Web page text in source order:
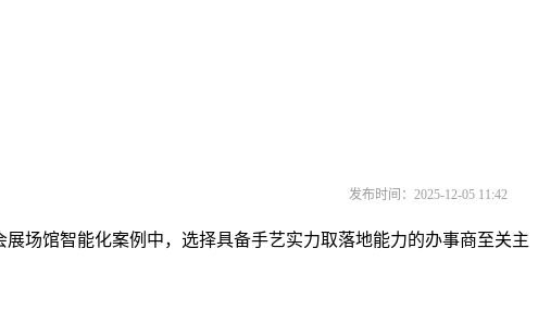
发布时间：2025-12-05 11:42
馆智能化案例中，选择具备手艺实力取落地能力的办事商至关主